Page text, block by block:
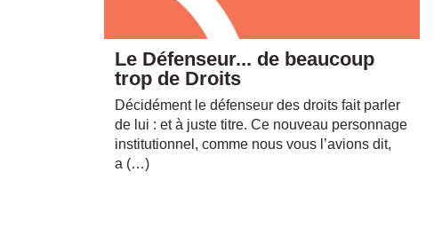
Le Défenseur... de beaucoup
trop de Droits
Décidément le défenseur des droits fait parler
de lui : et à juste titre. Ce nouveau personnage
institutionnel, comme nous vous l’avions dit,
a (…)